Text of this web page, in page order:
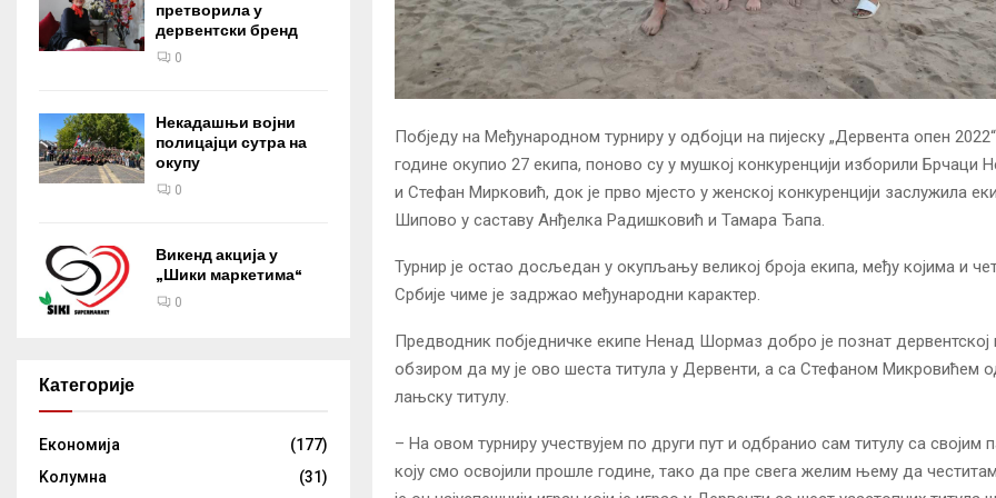
Побједу на Међународном турниру у одбојци на пијеску „Дервента опен
године окупио 27 екипа, поново су у мушкој конкуренцији изборили Брчаци
и Стефан Мирковић, док је прво мјесто у женској конкуренцији заслужила
Шипово у саставу Анђелка Радишковић и Тамара Ђапа.
Турнир је остао досљедан у окупљању великој броја екипа, међу којима и
Србије чиме је задржао међународни карактер.
Предводник побједничке екипе Ненад Шормаз добро је познат дервентској
обзиром да му је ово шеста титула у Дервенти, а са Стефаном Микровићем
лањску титулу.
– На овом турниру учествујем по други пут и одбранио сам титулу са својим
коју смо освојили прошле године, тако да пре свега желим њему да
претворила у
дервентски бренд
0
Некадашњи војни
полицајци сутра на
окупу
0
Викенд акција у
„Шики маркетима“
0
Категорије
Eкономија
(177)
Kолумнa
(31)